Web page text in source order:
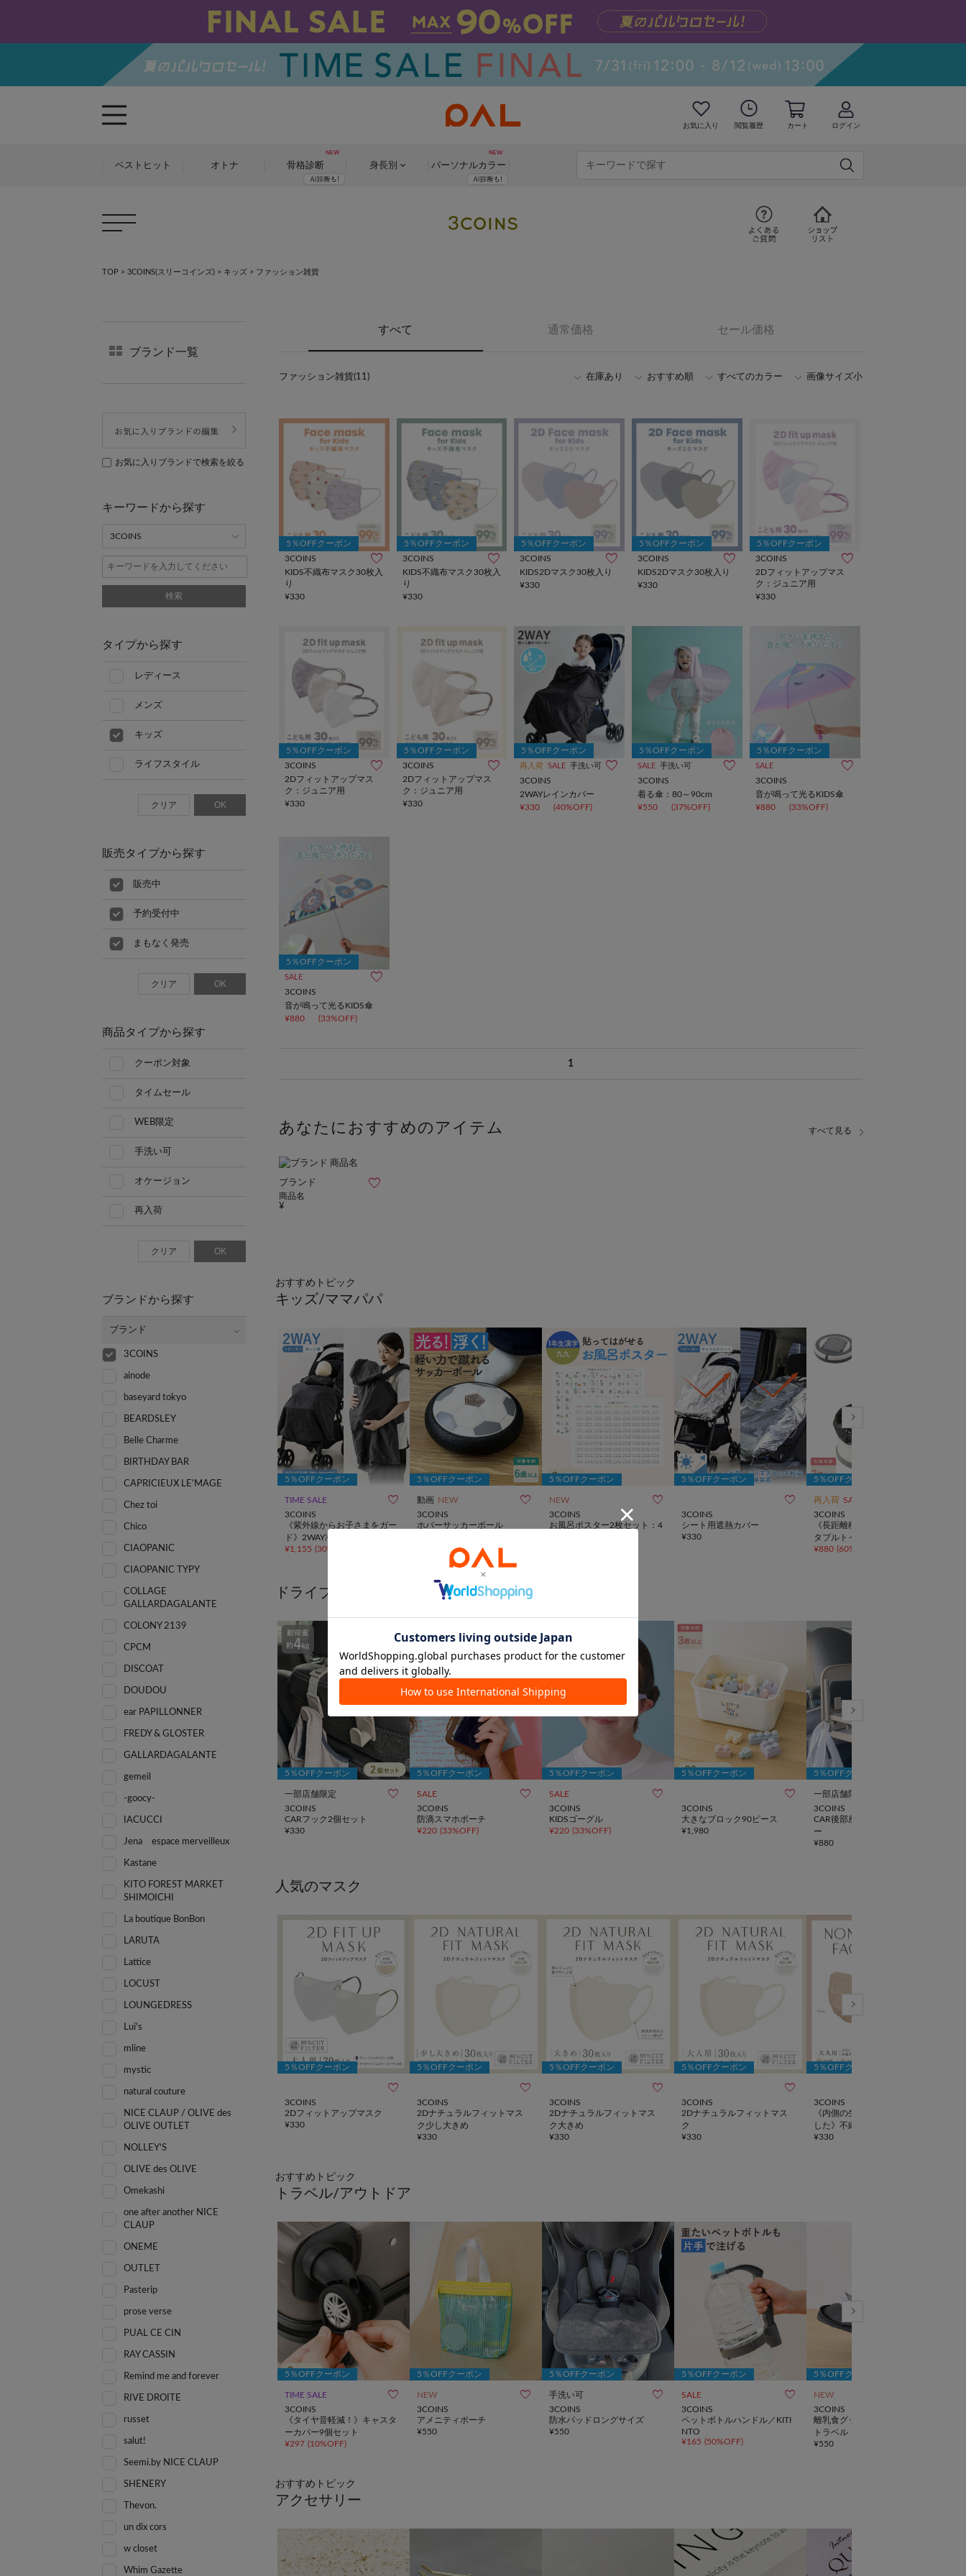
お気に入り 閲覧履歴 カート ログイン
ベストヒット オトナ 骨格診断 身長別 パーソナルカラー
TOP > 3COINS(スリーコインズ) > キッズ > ファッション雑貨
すべて 通常価格 セール価格
ファッション雑貨(11) 在庫あり おすすめ順 すべてのカラー 画像サイズ小
5％OFFクーポン
3COINS
KIDS不織布マスク30枚入
り
¥330
5％OFFクーポン
3COINS
KIDS不織布マスク30枚入
り
¥330
5％OFFクーポン
3COINS
KIDS2Dマスク30枚入り
¥330
5％OFFクーポン
3COINS
KIDS2Dマスク30枚入り
¥330
5％OFFクーポン
3COINS
2Dフィットアップマス
ク：ジュニア用
¥330
5％OFFクーポン
3COINS
2Dフィットアップマス
ク：ジュニア用
¥330
5％OFFクーポン
3COINS
2Dフィットアップマス
ク：ジュニア用
¥330
5％OFFクーポン
再入荷 SALE 手洗い可
3COINS
2WAYレインカバー
¥330
(40%OFF)
5％OFFクーポン
SALE 手洗い可
3COINS
着る傘：80～90cm
¥550
(37%OFF)
5％OFFクーポン
SALE
3COINS
音が鳴って光るKIDS傘
¥880
(33%OFF)
5％OFFクーポン
SALE
3COINS
音が鳴って光るKIDS傘
¥880
(33%OFF)
1
あなたにおすすめのアイテム
ブランド
商品名
おすすめトピック
キッズ/ママパパ
5％OFFクーポン
TIME SALE 
3COINS
《紫外線からお子さまをガー
ド》2WAY冷感UVケープ
¥1,155 (30%OFF
5％OFFクーポン
動画 NEW 
3COINS
ホバーサッカーボール
5％OFFクーポン
NEW 
3COINS
お風呂ポスター2枚セット：4
5％OFFクーポン

3COINS
シート用遮熱カバー
¥330
5％OFFクーポン
再入荷 SALE
3COINS
《長距離移動のお供に》ポー
タブルトイレ／KIDS
¥880 (60%OFF
ドライブやアウトドアに便利なグッズ
5％OFFクーポン
一部店舗限定 
3COINS
CARフック2個セット
¥330
5％OFFクーポン
SALE 
3COINS
防滴スマホポーチ
¥220 (33%OFF)
5％OFFクーポン
SALE 
3COINS
KIDSゴーグル
¥220 (33%OFF)
5％OFFクーポン

3COINS
大きなブロック90ピース
¥1,980
5％OFFクーポン
一部店舗限定
3COINS
CAR後部座席ドリンクホルダ
ー
¥880
人気のマスク
5％OFFクーポン

3COINS
2Dフィットアップマスク
¥330
5％OFFクーポン

3COINS
2Dナチュラルフィットマス
ク少し大きめ
¥330
5％OFFクーポン

3COINS
2Dナチュラルフィットマス
ク大きめ
¥330
5％OFFクーポン

3COINS
2Dナチュラルフィットマス
ク
¥330
5％OFFクーポン
3COINS
《内側の生地が優しくなりま
した》不織布マスク40枚入：
大人サイズ
¥330
おすすめトピック
トラベル/アウトドア
5％OFFクーポン
TIME SALE 
3COINS
《タイヤ音軽減！》キャスタ
ーカバー9個セット
¥297 (10%OFF)
5％OFFクーポン
NEW 
3COINS
アメニティポーチ
¥550
5％OFFクーポン
手洗い可 
3COINS
防水パッドロングサイズ
¥550
5％OFFクーポン
SALE 
3COINS
ペットボトルハンドル／KITI
NTO
¥165 (50%OFF)
5％OFFクーポン
NEW
3COINS
離乳食グッズポーチ／KIDS
トラベル
¥550
おすすめトピック
アクセサリー
ブランド一覧
お気に入りブランドで検索を絞る
キーワードから探す
検索
タイプから探す
レディース
メンズ
キッズ
ライフスタイル
クリア OK
販売タイプから探す
販売中
予約受付中
まもなく発売
クリア OK
商品タイプから探す
クーポン対象
タイムセール
WEB限定
手洗い可
オケージョン
再入荷
クリア OK
ブランドから探す
ブランド
3COINS
ainode
baseyard tokyo
BEARDSLEY
Belle Charme
BIRTHDAY BAR
CAPRICIEUX LE'MAGE
Chez toi
Chico
CIAOPANIC
CIAOPANIC TYPY
COLLAGE
GALLARDAGALANTE
COLONY 2139
CPCM
DISCOAT
DOUDOU
ear PAPILLONNER
FREDY & GLOSTER
GALLARDAGALANTE
gemeil
-goocy-
IACUCCI
Jena espace merveilleux
Kastane
KITO FOREST MARKET
SHIMOICHI
La boutique BonBon
LARUTA
Lattice
LOCUST
LOUNGEDRESS
Lui's
mline
mystic
natural couture
NICE CLAUP / OLIVE des
OLIVE OUTLET
NOLLEY'S
OLIVE des OLIVE
Omekashi
one after another NICE
CLAUP
ONEME
OUTLET
Pasterip
prose verse
PUAL CE CIN
RAY CASSIN
Remind me and forever
RIVE DROITE
russet
salut!
Seemi.by NICE CLAUP
SHENERY
Thevon.
un dix cors
w closet
Whim Gazette